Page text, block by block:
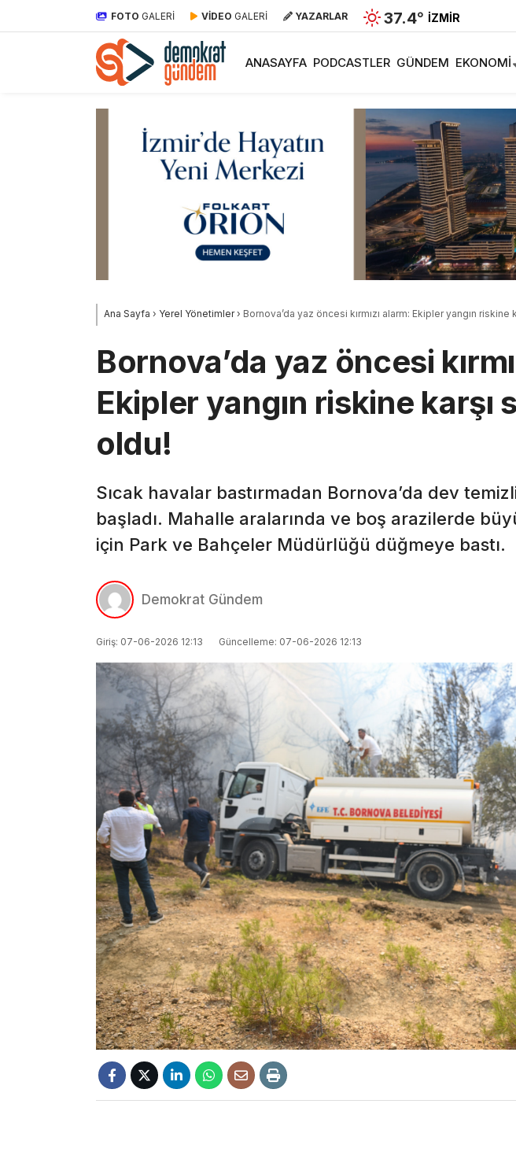
FOTO GALERİ VİDEO GALERİ YAZARLAR 37.4° İZMIR
ANASAYFA PODCASTLER GÜNDEM EKONOMI
Ana Sayfa › Yerel Yönetimler› Bornova’da yaz öncesi kırmızı alarm: Ekipler yangın
Bornova’da yaz öncesi
Ekipler yangın riskine karşı
oldu!
Sıcak havalar bastırmadan Bornova’da dev
başladı. Mahalle aralarında ve boş arazilerde
için Park ve Bahçeler Müdürlüğü düğmeye bastı.
Demokrat Gündem
Giriş: 07-06-2026 12:13 Güncelleme: 07-06-2026 12:13